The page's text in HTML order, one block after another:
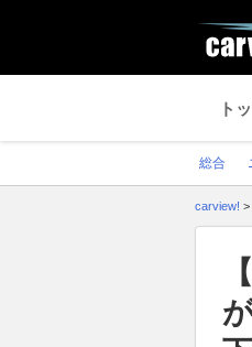
ト
総合
carview! >